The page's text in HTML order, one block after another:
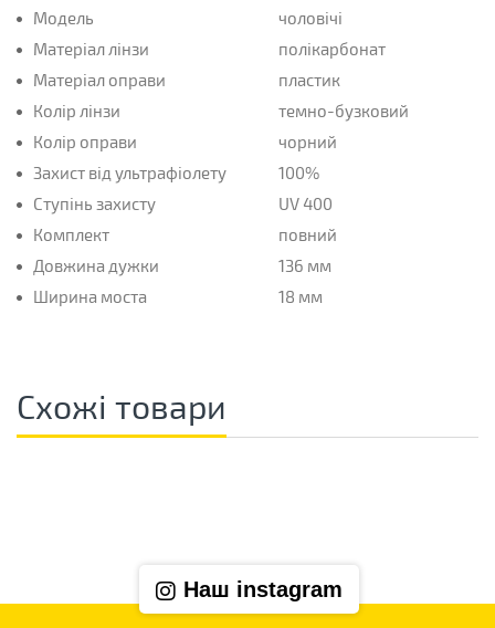
Модель
чоловічі
Матеріал лінзи
полікарбонат
Матеріал оправи
пластик
Колір лінзи
темно-бузковий
Колір оправи
чорний
Захист від ультрафіолету
100%
Ступінь захисту
UV 400
Комплект
повний
Довжина дужки
136 мм
Ширина моста
18 мм
Схожі товари
Наш instagram